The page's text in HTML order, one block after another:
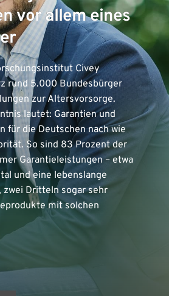
vor allem eines
Civey
rund 5.000 Bundesbürger
zur Altersvorsorge.
lautet: Garantien und
für die Deutschen nach wie
So sind 83 Prozent der
Garantieleistungen – etwa
und eine lebenslange
zwei Dritteln sogar sehr
mit solchen